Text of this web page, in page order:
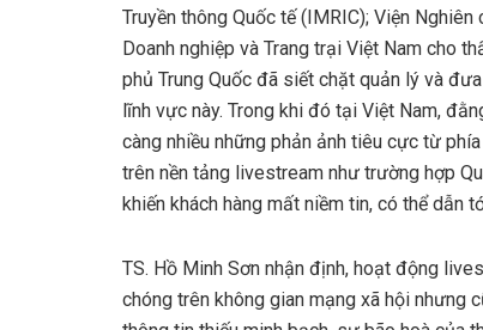
Truyền thông Quốc tế (IMRIC); Viện
Doanh nghiệp và Trang trại Việt Nam cho
phủ Trung Quốc đã siết chặt quản lý và
lĩnh vực này. Trong khi đó tại Việt Nam,
càng nhiều những phản ảnh tiêu cực từ
trên nền tảng livestream như trường hợp
khiến khách hàng mất niềm tin, có thể dẫn
TS. Hồ Minh Sơn nhận định, hoạt động
chóng trên không gian mạng xã hội nhưng